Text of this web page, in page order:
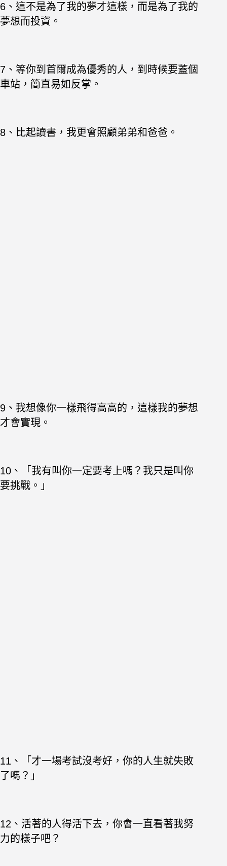
6、這不是為了我的夢才這樣，而是為了我的
夢想而投資。
7、等你到首爾成為優秀的人，到時候要蓋個
車站，簡直易如反掌。
8、比起讀書，我更會照顧弟弟和爸爸。
9、我想像你一樣飛得高高的，這樣我的夢想
才會實現。
10、「我有叫你一定要考上嗎？我只是叫你
要挑戰。」
11、「才一場考試沒考好，你的人生就失敗
了嗎？」
12、活著的人得活下去，你會一直看著我努
力的樣子吧？